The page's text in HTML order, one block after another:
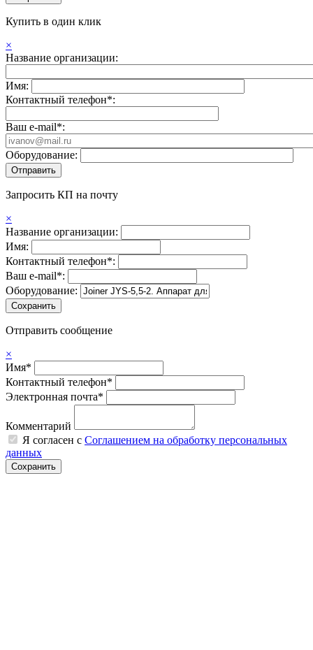
Купить в один клик
×
Название организации:
Имя:
Контактный телефон*:
Ваш e-mail*:
Оборудование:
Запросить КП на почту
×
Название организации:
Имя:
Контактный телефон*:
Ваш e-mail*:
Оборудование:
Отправить сообщение
×
Имя*
Контактный телефон*
Электронная почта*
Комментарий
Я согласен с Соглашением на обработку персональных
данных